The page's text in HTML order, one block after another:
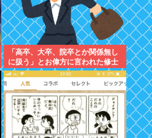
「高卒、大卒、院卒とか関係無し
に扱う」とお偉方に言われた修士
卒の女の子が...